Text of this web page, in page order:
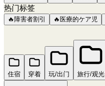
热门标签
🔥障害者割引 🔥医療的ケア児
住宿 穿着 玩/出门 旅行/观光